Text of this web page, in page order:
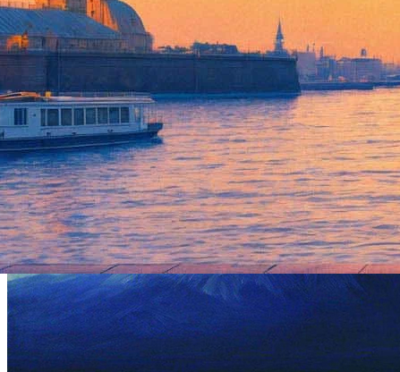
Директор Третьяковской галереи Зельфира Трегулова
произведение вернется в Петербург досрочно.
«Работу вернут в Русский музей до истечения срока
Ранее планировалось, что картина, как и все другие
музеев Минкультуры РФ Владислав Кононов рассказал, что